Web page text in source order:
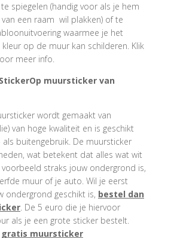
spiegelen (handig voor als je hem
een raam wil plakken) of te
waarmee je het
op de muur kan schilderen. Klik
meer info.
muursticker van
wordt gemaakt van
van hoge kwaliteit en is geschikt
buitengebruik. De muursticker
wat betekent dat alles wat wit
straks jouw ondergrond is,
muur of je auto. Wil je eerst
ondergrond geschikt is, bestel dan
. De 5 euro die je hiervoor
als je een grote sticker bestelt.
gratis muursticker